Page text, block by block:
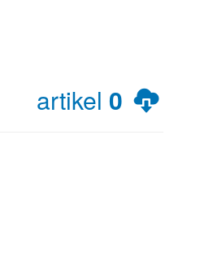
artikel 0